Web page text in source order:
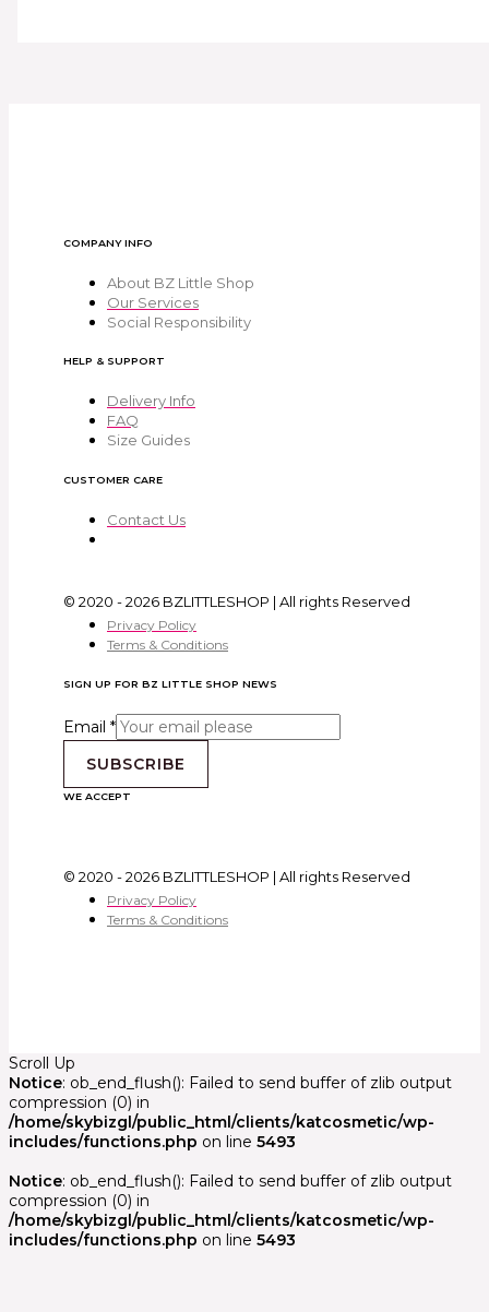
COMPANY INFO
About BZ Little Shop
Our Services
Social Responsibility
HELP & SUPPORT
Delivery Info
FAQ
Size Guides
CUSTOMER CARE
Contact Us
© 2020 - 2026 BZLITTLESHOP | All rights Reserved
Privacy Policy
Terms & Conditions
SIGN UP FOR BZ LITTLE SHOP NEWS
Email *
SUBSCRIBE
WE ACCEPT
© 2020 - 2026 BZLITTLESHOP | All rights Reserved
Privacy Policy
Terms & Conditions
Scroll Up
Notice: ob_end_flush(): Failed to send buffer of zlib output
compression (0) in
/home/skybizgl/public_html/clients/katcosmetic/wp-
includes/functions.php on line 5493
Notice: ob_end_flush(): Failed to send buffer of zlib output
compression (0) in
/home/skybizgl/public_html/clients/katcosmetic/wp-
includes/functions.php on line 5493